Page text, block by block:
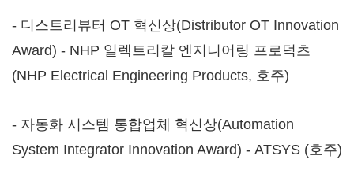
- 디스트리뷰터 OT 혁신상(Distributor OT Innovation
Award) - NHP 일렉트리칼 엔지니어링 프로덕츠
(NHP Electrical Engineering Products, 호주)
- 자동화 시스템 통합업체 혁신상(Automation
System Integrator Innovation Award) - ATSYS (호주)